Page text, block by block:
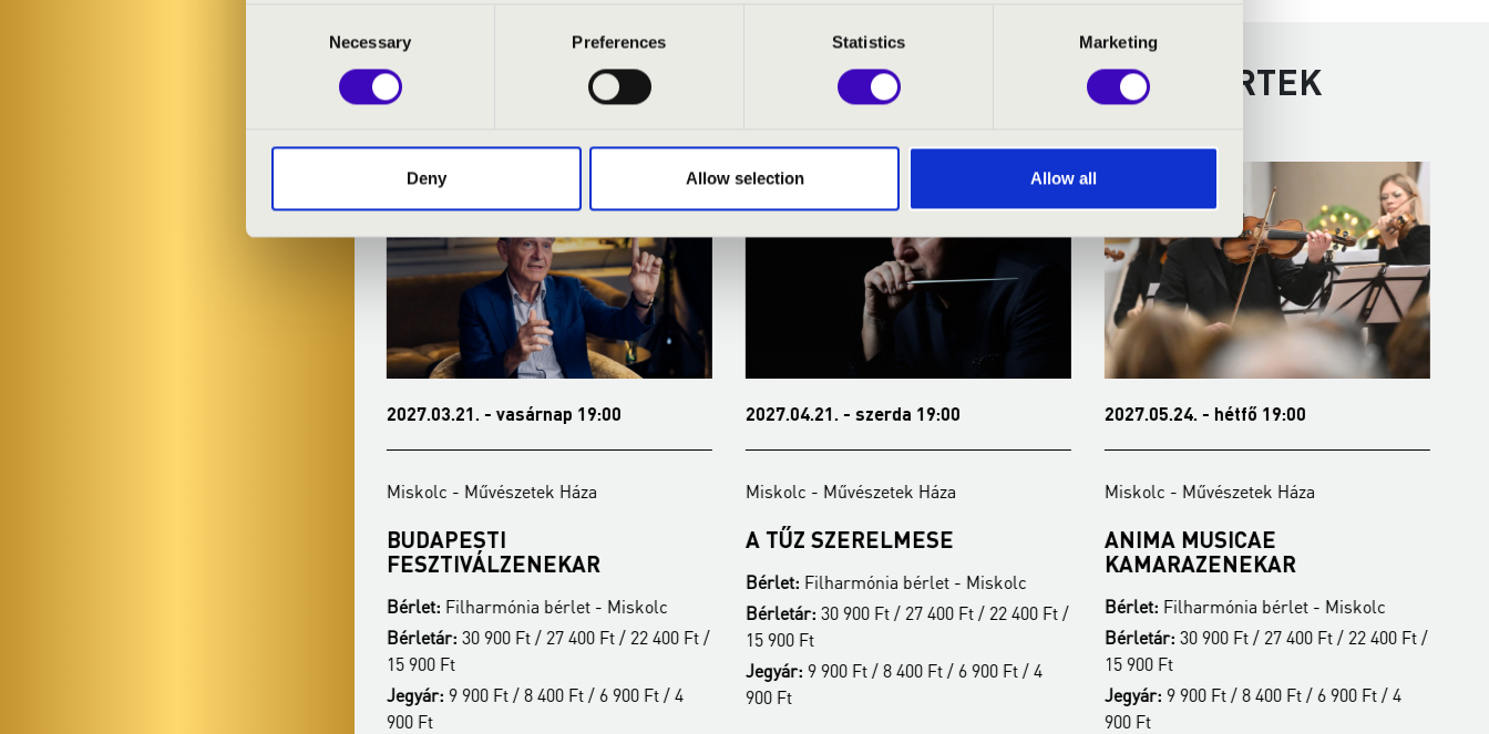
Necessary Preferences Statistics Marketing
Deny Allow selection Allow all
FILHARMÓNIA BÉRLET - MISKOLC - TOVÁBBI KONCERTEK
2027.03.21. - vasárnap 19:00
Miskolc - Művészetek Háza
BUDAPESTI
FESZTIVÁLZENEKAR
Bérlet:Filharmónia bérlet - Miskolc
Bérletár:30 900 Ft / 27 400 Ft / 22 400 Ft /
15 900 Ft
Jegyár:9 900 Ft / 8 400 Ft / 6 900 Ft / 4
900 Ft
2027.04.21. - szerda 19:00
Miskolc - Művészetek Háza
A TŰZ SZERELMESE
Bérlet:Filharmónia bérlet - Miskolc
Bérletár:30 900 Ft / 27 400 Ft / 22 400 Ft /
15 900 Ft
Jegyár:9 900 Ft / 8 400 Ft / 6 900 Ft / 4
900 Ft
2027.05.24. - hétfő 19:00
Miskolc - Művészetek Háza
ANIMA MUSICAE
KAMARAZENEKAR
Bérlet:Filharmónia bérlet - Miskolc
Bérletár:30 900 Ft / 27 400 Ft / 22 400 Ft /
15 900 Ft
Jegyár:9 900 Ft / 8 400 Ft / 6 900 Ft / 4
900 Ft